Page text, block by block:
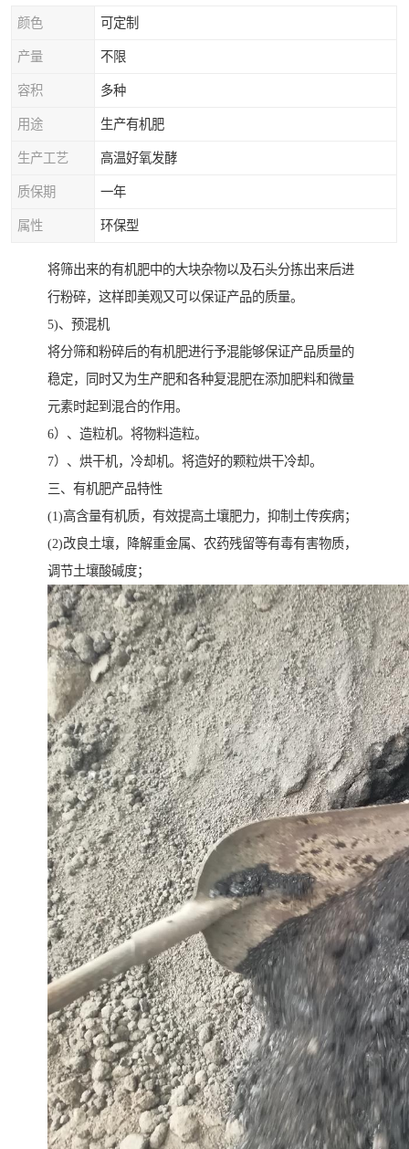
颜色 可定制
产量 不限
容积 多种
用途 生产有机肥
生产工艺 高温好氧发酵
质保期 一年
属性 环保型
将筛出来的有机肥中的大块杂物以及石头分拣出来后进
行粉碎，这样即美观又可以保证产品的质量。
5)、预混机
将分筛和粉碎后的有机肥进行予混能够保证产品质量的
稳定，同时又为生产肥和各种复混肥在添加肥料和微量
元素时起到混合的作用。
6）、造粒机。将物料造粒。
7）、烘干机，冷却机。将造好的颗粒烘干冷却。
三、有机肥产品特性
(1)高含量有机质，有效提高土壤肥力，抑制土传疾病；
(2)改良土壤，降解重金属、农药残留等有毒有害物质，
调节土壤酸碱度；